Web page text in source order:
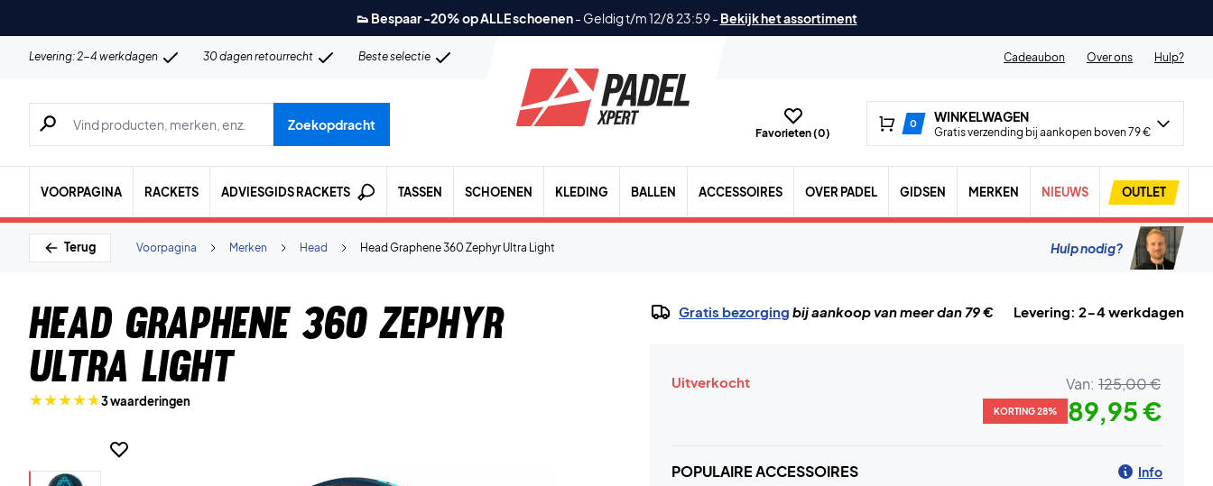
👟 Bespaar -20% op ALLE schoenen- Geldig t/m 12/8 23:59- Bekijk het assortiment
Levering: 2-4 werkdagen 30 dagen retourrecht Beste selectie Cadeaubon Over ons Hulp?
Zoeken naar producten, merken etc.
Zoekopdracht
Favorieten (0)
0 WINKELWAGEN
Gratis verzending bij aankopen boven 79 €
VOORPAGINA RACKETS ADVIESGIDS RACKETS TASSEN SCHOENEN KLEDING BALLEN ACCESSOIRES OVER PADEL GIDSEN MERKEN NIEUWS OUTLET
Terug Head Graphene 360 Zephyr Ultra Light
Head
Merken
Voorpagina Hulp nodig?
Head Graphene 360 Zephyr
Ultra Light
3 waarderingen
Gratis bezorging bij aankoop van meer dan 79 € Levering: 2-4 werkdagen
Uitverkocht Van: 125,00 €
KORTING 28% 89,95 €
POPULAIRE ACCESSOIRES Info